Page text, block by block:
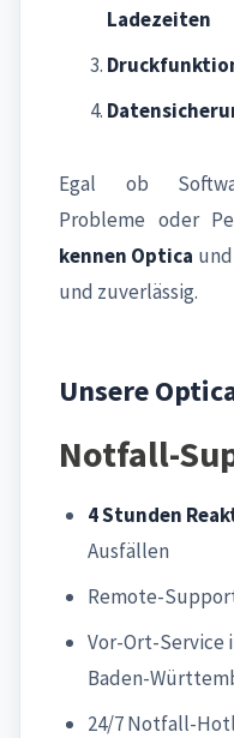
Ladezeiten
Egal ob
Probleme oder
kennen Optica
und zuverlässig.
Unsere
Notfall-
4 Stunden
Ausfällen
Remote-
Vor-Ort-Service
Baden-
24/7 Notfall-